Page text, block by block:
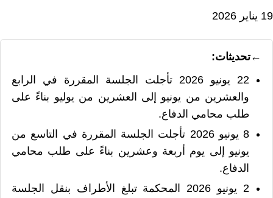
19 يناير 2026
تحديثات:
22 يونيو 2026
تأجلت الجلسة المقررة في الرابع
والعشرين من يونيو إلى العشرين من يوليو بناءً على
طلب محامي الدفاع.
8 يونيو 2026
تأجلت الجلسة المقررة في التاسع من
يونيو إلى يوم أربعة وعشرين بناءً على طلب محامي
الدفاع.
2 يونيو 2026
المحكمة تبلغ الأطراف بنقل الجلسة